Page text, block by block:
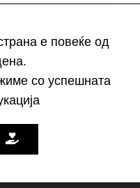
е повеќе од
со успешната